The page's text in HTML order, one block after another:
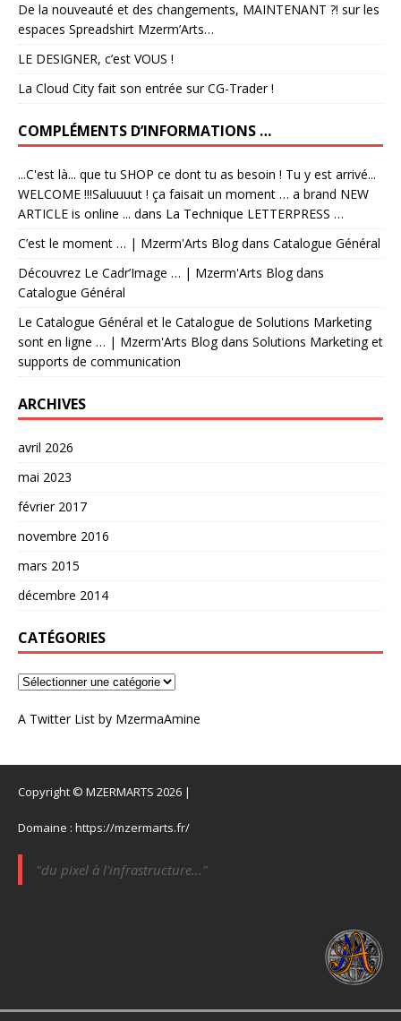
De la nouveauté et des changements, MAINTENANT ?! sur les
espaces Spreadshirt Mzerm’Arts…
LE DESIGNER, c’est VOUS !
La Cloud City fait son entrée sur CG-Trader !
COMPLÉMENTS D’INFORMATIONS …
...C'est là... que tu SHOP ce dont tu as besoin ! Tu y est arrivé...
WELCOME !!!Saluuuut ! ça faisait un moment … a brand NEW
ARTICLE is online ... dans La Technique LETTERPRESS …
C’est le moment … | Mzerm'Arts Blogdans Catalogue Général
Découvrez Le Cadr’Image … | Mzerm'Arts Blogdans
Catalogue Général
Le Catalogue Général et le Catalogue de Solutions Marketing
sont en ligne … | Mzerm'Arts Blogdans Solutions Marketing et
supports de communication
ARCHIVES
avril 2026
mai 2023
février 2017
novembre 2016
mars 2015
décembre 2014
CATÉGORIES
A Twitter List by MzermaAmine
Copyright © MZERMARTS 2026 |
Domaine : https://mzermarts.fr/
"du pixel à l'infrastructure..."